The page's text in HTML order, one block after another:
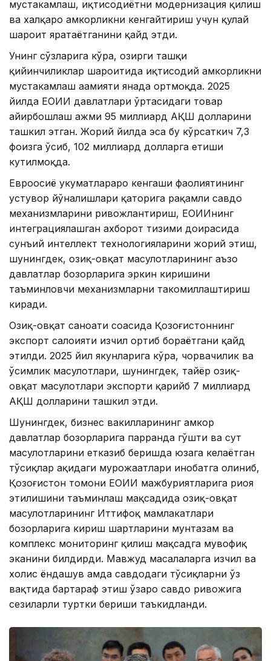
мустаҳкамлаш, иқтисодиётни модернизация қилиш
ва халқаро ҳамкорликни кенгайтириш учун қулай
шароит яратаётганини қайд этди.
Унинг сўзларига кўра, ҳозирги ташқи
қийинчиликлар шароитида иқтисодий ҳамкорликни
мустаҳкамлаш аҳамияти янада ортмоқда. 2025
йилда ЕОИИ давлатлари ўртасидаги товар
айирбошлаш ҳажми 95 миллиард АҚШ долларини
ташкил этган. Жорий йилда эса бу кўрсаткич 7,3
фоизга ўсиб, 102 миллиард долларга етиши
кутилмоқда.
Евроосиё ҳукуматлараро кенгаши фаолиятининг
устувор йўналишлари қаторига рақамли савдо
механизмларини ривожлантириш, ЕОИИнинг
интеграциялашган ахборот тизими доирасида
сунъий интеллект технологияларини жорий этиш,
шунингдек, озиқ-овқат маҳсулотларининг аъзо
давлатлар бозорларига эркин киришини
таъминловчи механизмларни такомиллаштириш
киради.
Озиқ-овқат саноати соҳасида Қозоғистоннинг
экспорт салоҳияти изчил ортиб бораётгани қайд
этилди. 2025 йил якунларига кўра, чорвачилик ва
ўсимлик маҳсулотлари, шунингдек, тайёр озиқ-
овқат маҳсулотлари экспорти қарийб 7 миллиард
АҚШ долларини ташкил этди.
Шунингдек, бизнес вакилларининг ҳамкор
давлатлар бозорларига парранда гўшти ва сут
маҳсулотларини етказиб беришда юзага келаётган
тўсиқлар ҳақидаги мурожаатлари инобатга олиниб,
Қозоғистон томони ЕОИИ мажбуриятларига риоя
этилишини таъминлаш мақсадида озиқ-овқат
маҳсулотларининг Иттифоқ мамлакатлари
бозорларига кириш шартларини мунтазам ва
комплекс мониторинг қилиш мақсадга мувофиқ
эканини билдирди. Мавжуд масалаларга изчил ва
холис ёндашув ҳамда савдодаги тўсиқларни ўз
вақтида бартараф этиш ўзаро савдо ривожига
сезиларли туртки бериши таъкидланди.